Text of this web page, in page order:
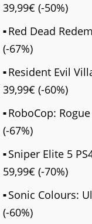
39,99€ (-50%)
Red Dead
(-67%)
Resident Evil
39,99€ (-60%)
RoboCop:
(-67%)
Sniper Elite 5
59,99€ (-70%)
Sonic Colours:
(-60%)